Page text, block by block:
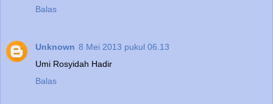
Balas
Unknown 8 Mei 2013 pukul 06.13
Umi Rosyidah Hadir
Balas